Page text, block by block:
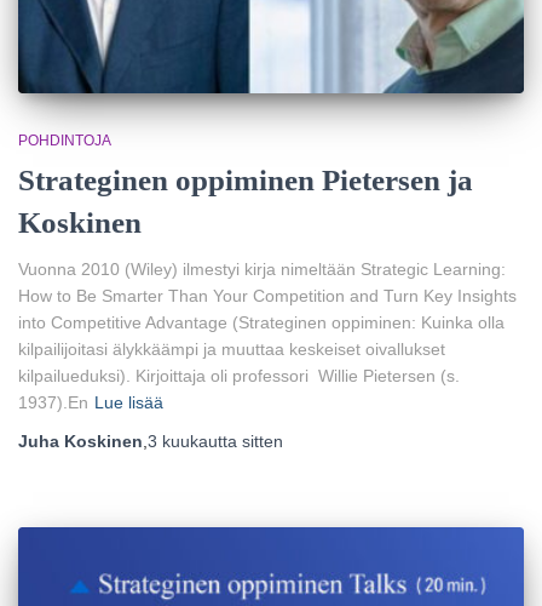
POHDINTOJA
Strateginen oppiminen Pietersen ja
Koskinen
Vuonna 2010 (Wiley) ilmestyi kirja nimeltään Strategic Learning:
How to Be Smarter Than Your Competition and Turn Key Insights
into Competitive Advantage (Strateginen oppiminen: Kuinka olla
kilpailijoitasi älykkäämpi ja muuttaa keskeiset oivallukset
kilpailueduksi). Kirjoittaja oli professori Willie Pietersen (s.
1937).En Lue lisää
Juha Koskinen 3 kuukautta sitten